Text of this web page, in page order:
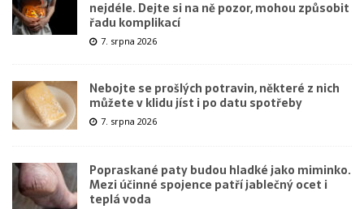
nejdéle. Dejte si na ně pozor, mohou způsobit
řadu komplikací
7. srpna 2026
Nebojte se prošlých potravin, některé z nich
můžete v klidu jíst i po datu spotřeby
7. srpna 2026
Popraskané paty budou hladké jako miminko.
Mezi účinné spojence patří jablečný ocet i
teplá voda